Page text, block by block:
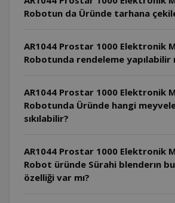
Robotun da Üründe tarhana
AR1044 Prostar 1000 Elektronik
Robotunda rendeleme yapılabilir
AR1044 Prostar 1000 Elektronik
Robotunda Üründe hangi
sıkılabilir?
AR1044 Prostar 1000 Elektronik
Robot üründe Sürahi blenderın
özelliği var mı?